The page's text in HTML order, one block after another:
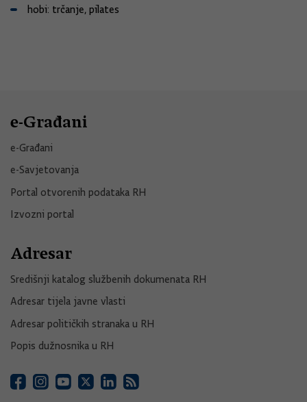
hobi: trčanje, pilates
e-Građani
e-Građani
e-Savjetovanja
Portal otvorenih podataka RH
Izvozni portal
Adresar
Središnji katalog službenih dokumenata RH
Adresar tijela javne vlasti
Adresar političkih stranaka u RH
Popis dužnosnika u RH